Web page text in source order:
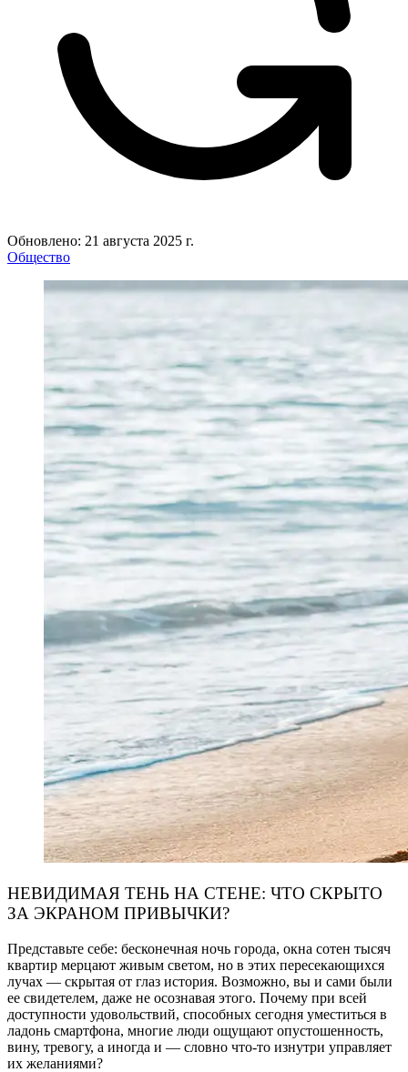
Обновлено: 21 августа 2025 г.
Общество
НЕВИДИМАЯ ТЕНЬ НА СТЕНЕ: ЧТО СКРЫТО
ЗА ЭКРАНОМ ПРИВЫЧКИ?
Представьте себе: бесконечная ночь города, окна сотен тысяч
квартир мерцают живым светом, но в этих пересекающихся
лучах — скрытая от глаз история. Возможно, вы и сами были
ее свидетелем, даже не осознавая этого. Почему при всей
доступности удовольствий, способных сегодня уместиться в
ладонь смартфона, многие люди ощущают опустошенность,
вину, тревогу, а иногда и — словно что-то изнутри управляет
их желаниями?